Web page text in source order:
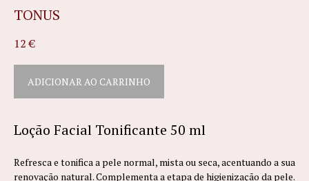
TONUS
12 €
ADICIONAR AO CARRINHO
Loção Facial Tonificante 50 ml
Refresca e tonifica a pele normal, mista ou seca, acentuando a sua
renovação natural. Complementa a etapa de higienização da pele.